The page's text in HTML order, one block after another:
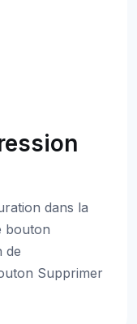
dans la
bouton
de
Supprimer